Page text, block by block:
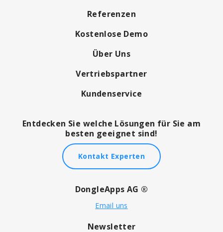
Referenzen
Kostenlose Demo
Über Uns
Vertriebspartner
Kundenservice
Entdecken Sie welche Lösungen für Sie am
besten geeignet sind!
Kontakt Experten
DongleApps AG ®
Email uns
Newsletter